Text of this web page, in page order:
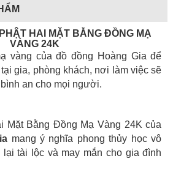
HAI MẶT BẰNG ĐỒNG MẠ
VÀNG 24K
vàng của đồ đồng Hoàng Gia để
gia, phòng khách, nơi làm việc sẽ
an cho mọi người.
Mặt Bằng Đồng Mạ Vàng 24K của
mang ý nghĩa phong thủy học vô
lại tài lộc và may mắn cho gia đình